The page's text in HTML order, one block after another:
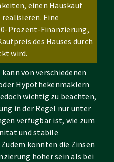
einen Hauskauf
Eine
Prozent-Finanzierung,
des Hauses durch
wird.
von verschiedenen
Hypothekenmaklern
wichtig zu beachten,
in der Regel nur unter
verfügbar ist, wie zum
und stabile
könnten die Zinsen
höher sein als bei